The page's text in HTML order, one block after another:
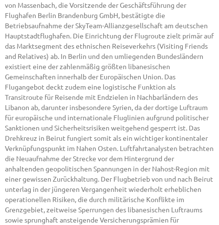
von Massenbach, die Vorsitzende der Geschäftsführung der
Flughafen Berlin Brandenburg GmbH, bestätigte die
Betriebsaufnahme der SkyTeam-Allianzgesellschaft am deutschen
Hauptstadtflughafen. Die Einrichtung der Flugroute zielt primär auf
das Marktsegment des ethnischen Reiseverkehrs (Visiting Friends
and Relatives) ab. In Berlin und den umliegenden Bundesländern
existiert eine der zahlenmäßig größten libanesischen
Gemeinschaften innerhalb der Europäischen Union. Das
Flugangebot deckt zudem eine logistische Funktion als
Transitroute für Reisende mit Endzielen in Nachbarländern des
Libanon ab, darunter insbesondere Syrien, da der dortige Luftraum
für europäische und internationale Fluglinien aufgrund politischer
Sanktionen und Sicherheitsrisiken weitgehend gesperrt ist. Das
Drehkreuz in Beirut fungiert somit als ein wichtiger kontinentaler
Verknüpfungspunkt im Nahen Osten. Luftfahrtanalysten betrachten
die Neuaufnahme der Strecke vor dem Hintergrund der
anhaltenden geopolitischen Spannungen in der Nahost-Region mit
einer gewissen Zurückhaltung. Der Flugbetrieb von und nach Beirut
unterlag in der jüngeren Vergangenheit wiederholt erheblichen
operationellen Risiken, die durch militärische Konflikte im
Grenzgebiet, zeitweise Sperrungen des libanesischen Luftraums
sowie sprunghaft ansteigende Versicherungsprämien für